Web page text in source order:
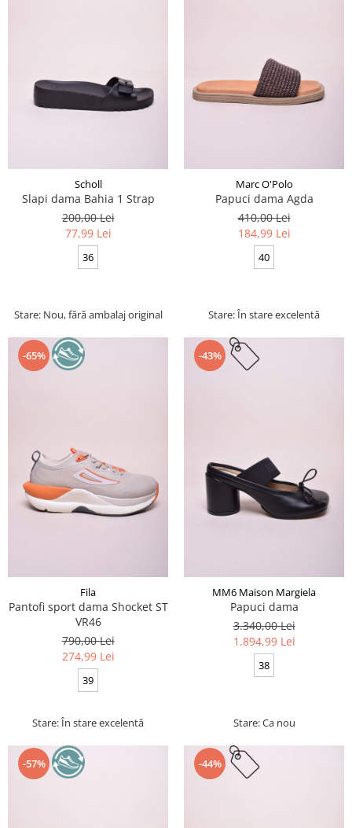
Scholl
Slapi dama Bahia 1 Strap
200,00 Lei
77,99 Lei
36
Stare: Nou, fără ambalaj original
Marc O'Polo
Papuci dama Agda
410,00 Lei
184,99 Lei
40
Stare: În stare excelentă
-65%
Fila
Pantofi sport dama Shocket ST
VR46
790,00 Lei
274,99 Lei
39
Stare: În stare excelentă
-43%
MM6 Maison Margiela
Papuci dama
3.340,00 Lei
1.894,99 Lei
38
Stare: Ca nou
-57% -44%